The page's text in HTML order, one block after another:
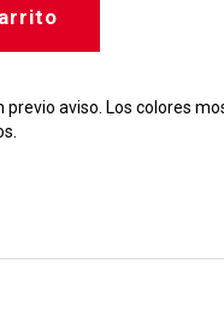
previo aviso. Los colores